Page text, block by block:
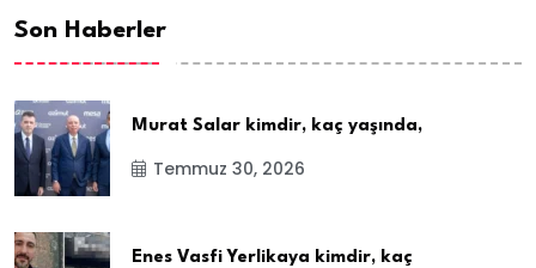
Son Haberler
Murat Salar kimdir, kaç yaşında,
Temmuz 30, 2026
Enes Vasfi Yerlikaya kimdir, kaç